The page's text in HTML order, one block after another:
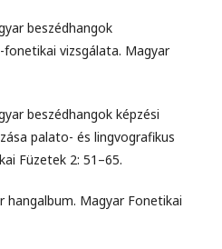
beszédhangok
vizsgálata. Magyar
beszédhangok képzési
palato- és lingvografikus
Füzetek 2: 51–65.
hangalbum. Magyar Fonetikai